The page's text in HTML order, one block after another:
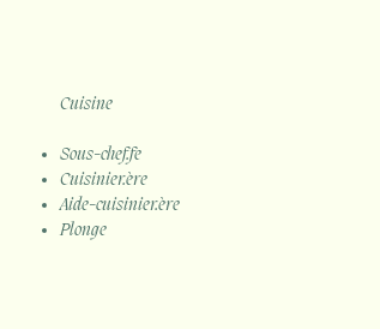
Cuisine
Sous-chef.fe
Cuisinier.ère
Aide-cuisinier.ère
Plonge